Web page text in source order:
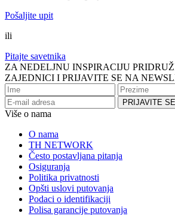
Pošaljite upit
ili
Pitajte savetnika
ZA NEDELJNU INSPIRACIJU
ZAJEDNICI I PRIJAVITE SE NA
Više o nama
O nama
TH NETWORK
Često postavljana pitanja
Osiguranja
Politika privatnosti
Opšti uslovi putovanja
Podaci o identifikaciji
Polisa garancije putovanja